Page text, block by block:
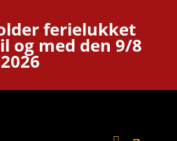
ferielukket
og med den 9/8
2026